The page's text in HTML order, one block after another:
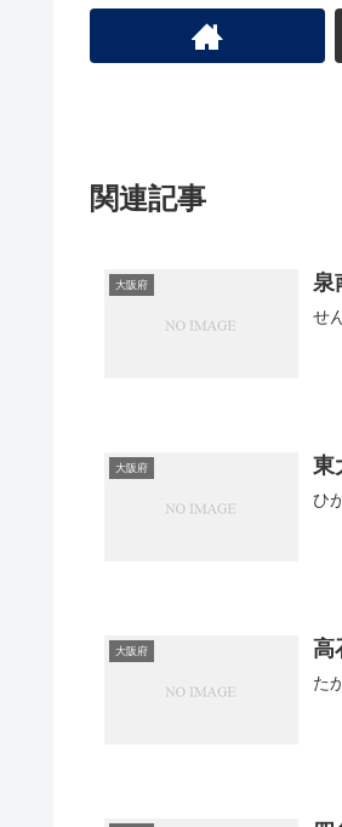
関連記事
大阪府 泉
せ
大阪府 東
ひ
大阪府 高
た